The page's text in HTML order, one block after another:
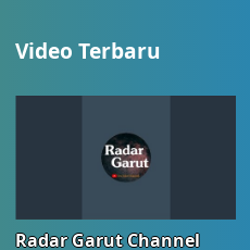
Video Terbaru
Radar Garut Channel